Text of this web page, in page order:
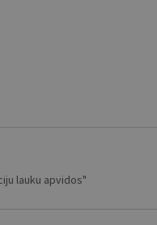
lauku apvidos"